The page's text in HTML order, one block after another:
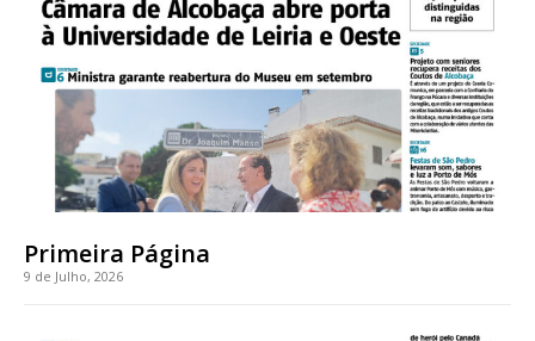
Acesso ao conteúdo online
Acesso aos conteúdos Exclusivos para
assinantes
Ofertas para assinatura anual
Escolha o plano
Primeira Página
9 de Julho, 2026